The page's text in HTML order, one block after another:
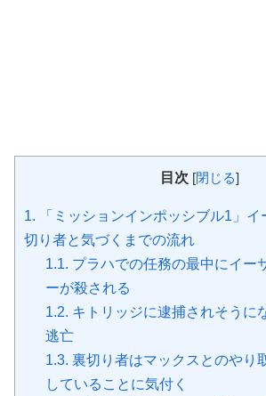
目次 [閉じる]
1. 「ミッションインポッシブル1」
切り者と気づくまでの流れ
1.1. プラハでの任務の最中にイー
ーが殺される
1.2. キトリッジに逮捕されそうに
逃亡
1.3. 裏切り者はマックスとのやり
していることに気付く